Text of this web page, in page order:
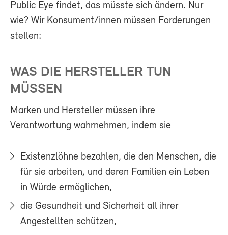
Public Eye findet, das müsste sich ändern. Nur
wie? Wir Konsument/innen müssen Forderungen
stellen:
WAS DIE HERSTELLER TUN
MÜSSEN
Marken und Hersteller müssen ihre
Verantwortung wahrnehmen, indem sie
Existenzlöhne bezahlen, die den Menschen, die
für sie arbeiten, und deren Familien ein Leben
in Würde ermöglichen,
die Gesundheit und Sicherheit all ihrer
Angestellten schützen,